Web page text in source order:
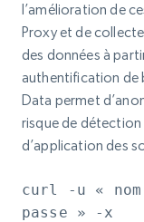
l’amélioration de
Proxy et de
des données à
authentification de
Data permet
risque de
d’application des
curl -u «
passe » -x